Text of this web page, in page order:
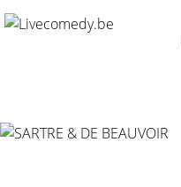
Home/Agenda/ SARTRE
Theaterzaal, Gent -